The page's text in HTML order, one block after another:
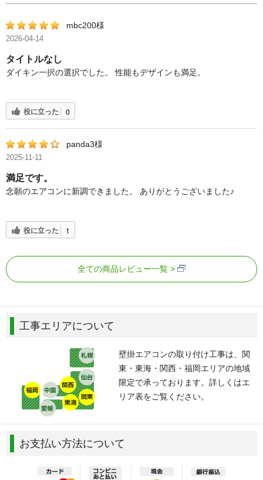
mbc200様
2026-04-14
タイトルなし
ダイキン一択の選択でした。 性能もデザインも満足。
役に立った 0
panda3様
2025-11-11
満足です。
念願のエアコンに新調できました。 ありがとうございました♪
役に立った 1
全ての商品レビュー一覧
工事エリアについて
壁掛エアコンの取り付け工事は、関
東・東海・関西・福岡エリアの地域
限定で承っております。詳しくはエ
リア表をご覧ください。
お支払い方法について